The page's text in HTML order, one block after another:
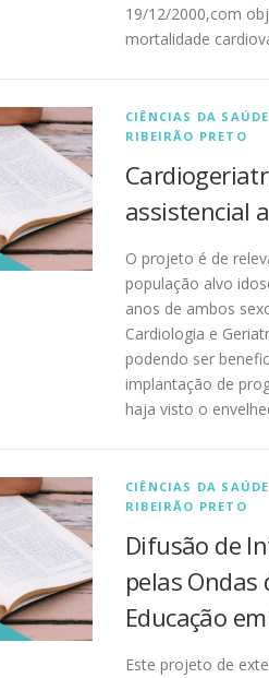
19/12/2000,com
mortalidade
CIÊNCIAS DA SAÚDE
RIBEIRÃO PRETO
assistencial
O projeto é de
população alvo
anos de ambos
Cardiologia e
podendo ser
implantação de
haja visto o
CIÊNCIAS DA SAÚDE
RIBEIRÃO PRETO
Difusão de
pelas Ondas
Educação
Este projeto de